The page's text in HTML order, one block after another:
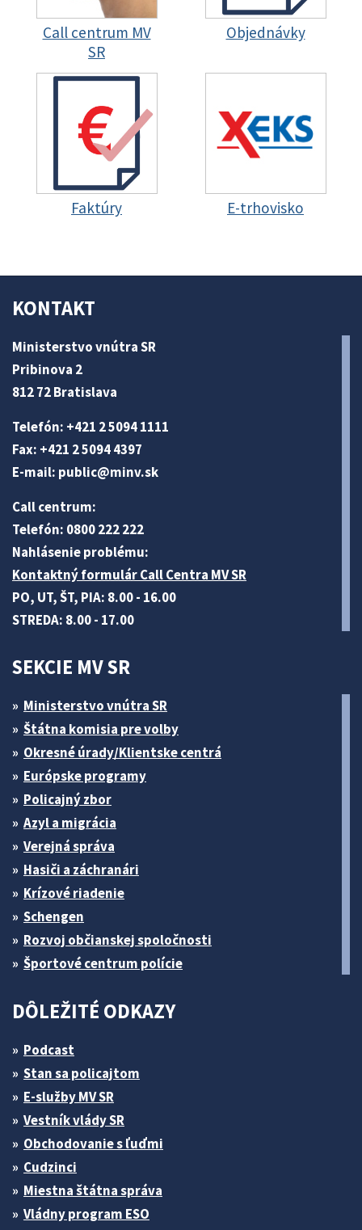
Call centrum MV
SR
Objednávky
Faktúry E-trhovisko
KONTAKT
Ministerstvo vnútra SR
Pribinova 2
812 72 Bratislava
Telefón: +421 2 5094 1111
Fax: +421 2 5094 4397
E-mail: public@minv.sk
Call centrum:
Telefón: 0800 222 222
Nahlásenie problému:
Kontaktný formulár Call Centra MV SR
PO, UT, ŠT, PIA: 8.00 - 16.00
STREDA: 8.00 - 17.00
SEKCIE MV SR
Ministerstvo vnútra SR
Štátna komisia pre volby
Okresné úrady/Klientske centrá
Európske programy
Policajný zbor
Azyl a migrácia
Verejná správa
Hasiči a záchranári
Krízové riadenie
Schengen
Rozvoj občianskej spoločnosti
Športové centrum polície
DÔLEŽITÉ ODKAZY
Podcast
Stan sa policajtom
E-služby MV SR
Vestník vlády SR
Obchodovanie s ľuďmi
Cudzinci
Miestna štátna správa
Vládny program ESO